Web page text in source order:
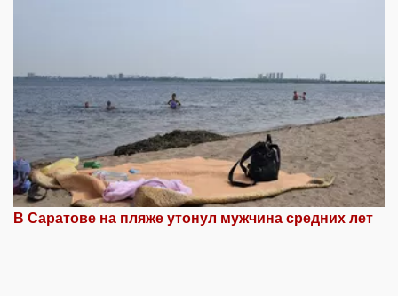
В Саратове на пляже утонул мужчина средних лет